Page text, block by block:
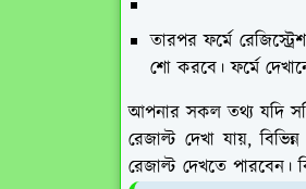
তারপর ফর্মে
শো করবে। ফর্মে
আপনার সকল তথ্য যদি
রেজাল্ট দেখা যায়,
রেজাল্ট দেখতে